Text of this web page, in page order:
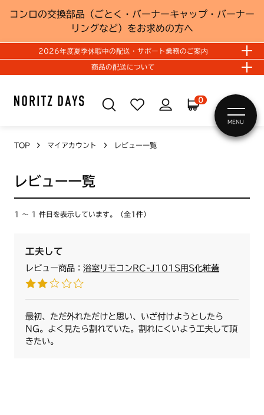
コンロの交換部品（ごとく・バーナーキャップ・バーナー
リングなど）をお求めの方へ
2026年度夏季休暇中の配送・サポート業務のご案内
商品の配送について
0
MENU
TOP マイアカウント レビュー一覧
レビュー一覧
1 ～ 1 件目を表示しています。（全1件）
工夫して
レビュー商品： 浴室リモコンRC-J101S用S化粧蓋
最初、ただ外れただけと思い、いざ付けようとしたら
NG。よく見たら割れていた。割れにくいよう工夫して頂
きたい。